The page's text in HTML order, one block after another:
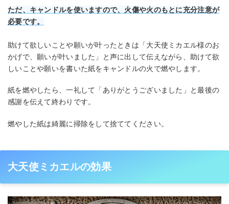
ただ、キャンドルを使いますので、火傷や火のもとに充分注意が
必要です。
助けて欲しいことや願いが叶ったときは「大天使ミカエル様のお
かげで、願いが叶いました」と声に出して伝えながら、助けて欲
しいことや願いを書いた紙をキャンドルの火で燃やします。
紙を燃やしたら、一礼して「ありがとうございました」と最後の
感謝を伝えて終わりです。
燃やした紙は綺麗に掃除をして捨ててください。
大天使ミカエルの効果